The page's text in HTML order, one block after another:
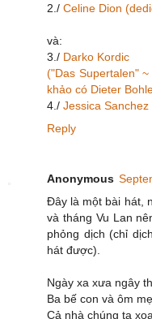
2./ Celine Dion
và:
3./ Darko Kordic
("Das Supertalen"
khảo có Dieter
4./ Jessica
Reply
Anonymous
Đây là một bài hát,
và tháng Vu Lan
phỏng dịch (chỉ
hát được).
Ngày xa xưa ngây
Ba bế con và ôm
Cả nhà chúng ta